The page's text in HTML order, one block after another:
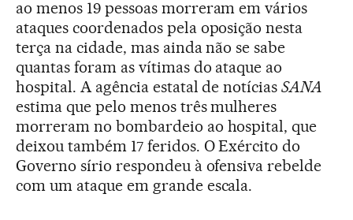
ao menos 19 pessoas morreram em vários
ataques coordenados pela oposição nesta
terça na cidade, mas ainda não se sabe
quantas foram as vítimas do ataque ao
hospital. A agência estatal de notíciasSANA
estima que pelo menos três mulheres
morreram no bombardeio ao hospital, que
deixou também 17 feridos. O Exército do
Governo sírio respondeu à ofensiva rebelde
com um ataque em grande escala.